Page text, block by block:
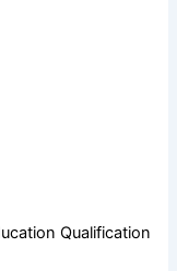
Qualification